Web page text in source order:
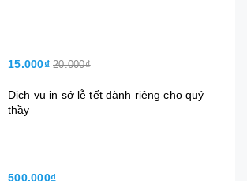
15.000₫ 20.000₫
Dịch vụ in sớ lễ tết dành riêng cho quý
thầy
500.000₫